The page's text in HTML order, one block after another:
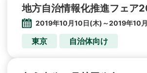
地方自治情報化推進フェア
2019年10月10日(木)～2019年10
東京 自治体向け